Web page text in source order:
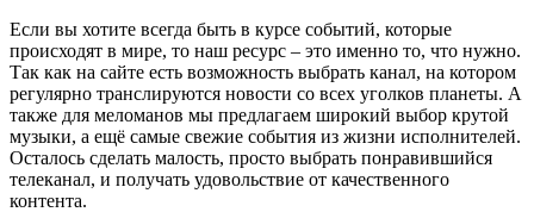
Если вы хотите всегда быть в курсе событий, которые
происходят в мире, то наш ресурс – это именно то, что нужно.
Так как на сайте есть возможность выбрать канал, на котором
регулярно транслируются новости со всех уголков планеты. А
также для меломанов мы предлагаем широкий выбор крутой
музыки, а ещё самые свежие события из жизни исполнителей.
Осталось сделать малость, просто выбрать понравившийся
телеканал, и получать удовольствие от качественного
контента.